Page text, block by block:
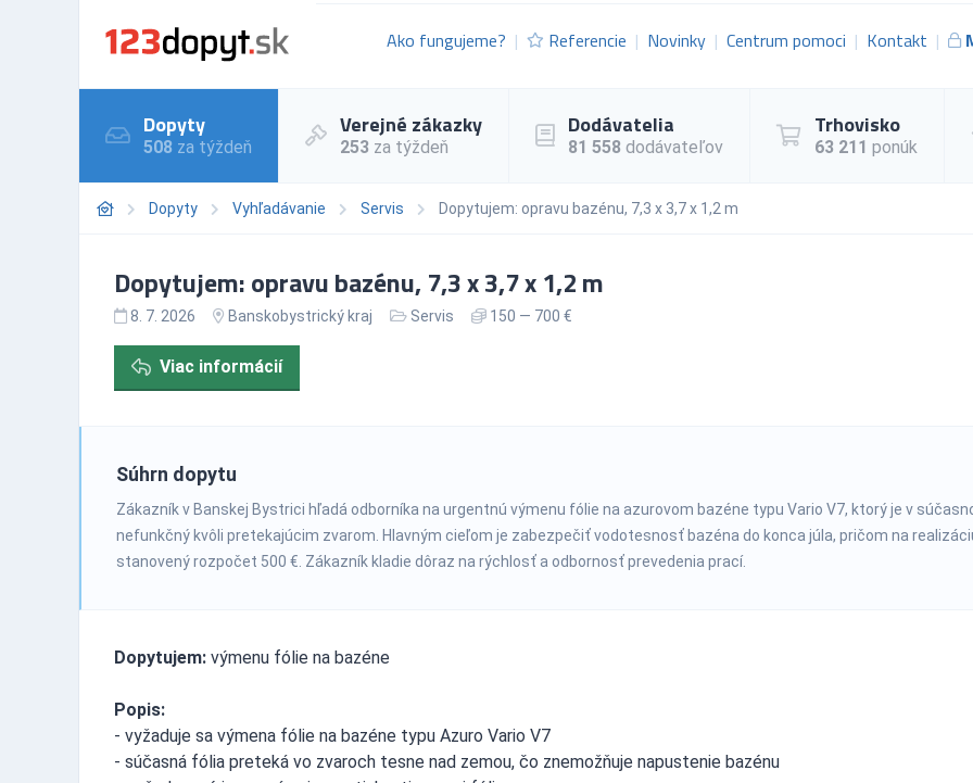
Ako fungujeme? Referencie Novinky Centrum pomoci Kontakt
Dopyty
508 za týždeň
Verejné zákazky
253 za týždeň
Dodávatelia
81 558 dodávateľov
Trhovisko
63 211 ponúk
Dopyty Vyhľadávanie Servis Dopytujem: opravu bazénu, 7,3 x 3,7 x 1,2 m
Dopytujem: opravu bazénu, 7,3 x 3,7 x 1,2 m
8. 7. 2026 Banskobystrický kraj Servis 150 — 700 €
Viac informácií
Súhrn dopytu
Zákazník v Banskej Bystrici hľadá odborníka na urgentnú výmenu fólie na azurovom bazéne typu Vario V7, ktorý je v
nefunkčný kvôli pretekajúcim zvarom. Hlavným cieľom je zabezpečiť vodotesnosť bazéna do konca júla, pričom na
stanovený rozpočet 500 €. Zákazník kladie dôraz na rýchlosť a odbornosť prevedenia prací.
Dopytujem: výmenu fólie na bazéne
Popis:
- vyžaduje sa výmena fólie na bazéne typu Azuro Vario V7
- súčasná fólia preteká vo zvaroch tesne nad zemou, čo znemožňuje napustenie bazénu